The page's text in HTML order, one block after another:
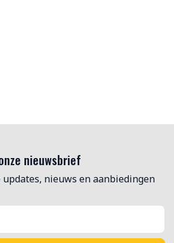
nieuwsbrief
nieuws en aanbiedingen